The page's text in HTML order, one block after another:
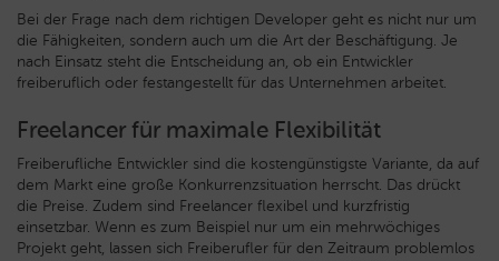
Bei der Frage nach dem richtigen Developer geht es nicht nur um
die Fähigkeiten, sondern auch um die Art der Beschäftigung. Je
nach Einsatz steht die Entscheidung an, ob ein Entwickler
freiberuflich oder festangestellt für das Unternehmen arbeitet.
Freelancer für maximale Flexibilität
Freiberufliche Entwickler sind die kostengünstigste Variante, da auf
dem Markt eine große Konkurrenzsituation herrscht. Das drückt
die Preise. Zudem sind Freelancer flexibel und kurzfristig
einsetzbar. Wenn es zum Beispiel nur um ein mehrwöchiges
Projekt geht, lassen sich Freiberufler für den Zeitraum problemlos